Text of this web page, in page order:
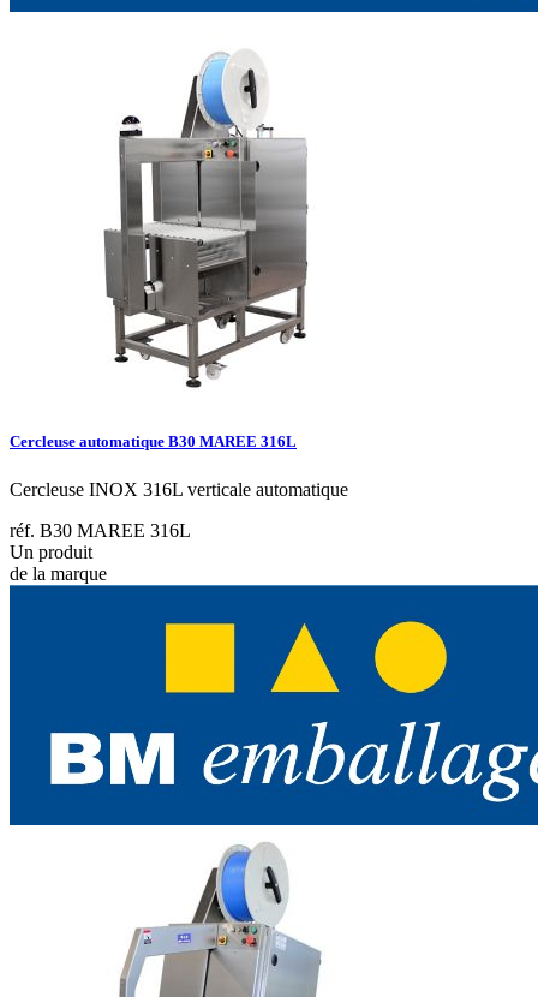
Cercleuse automatique B30 MAREE 316L
Cercleuse INOX 316L verticale automatique
réf. B30 MAREE 316L
Un produit
de la marque